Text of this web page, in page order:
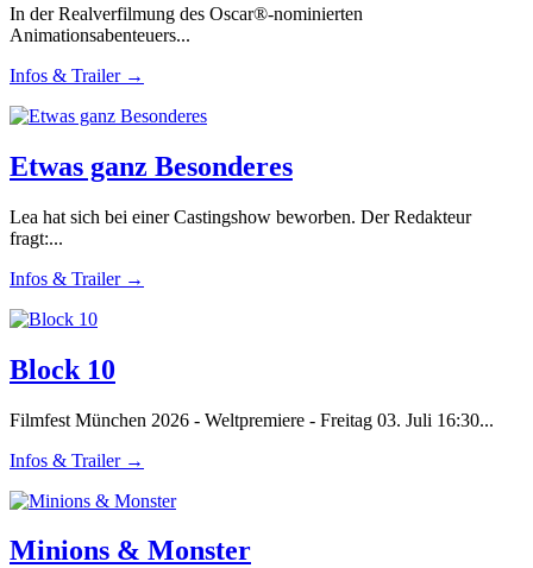
In der Realverfilmung des Oscar®-nominierten
Animationsabenteuers...
Infos & Trailer →
Etwas ganz Besonderes
Lea hat sich bei einer Castingshow beworben. Der Redakteur
fragt:...
Infos & Trailer →
Block 10
Filmfest München 2026 - Weltpremiere - Freitag 03. Juli 16:30...
Infos & Trailer →
Minions & Monster